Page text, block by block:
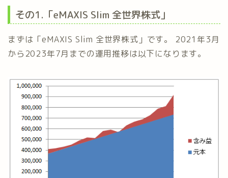
その1.「eMAXIS Slim 全世界株式」
まずは「eMAXIS Slim 全世界株式」です。 2021年3月
から2023年7月までの運用推移は以下になります。